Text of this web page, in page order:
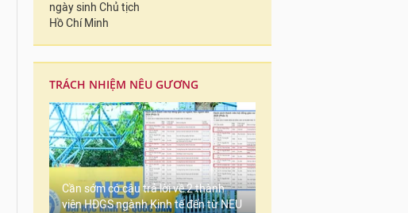
ngày sinh Chủ tịch
Hồ Chí Minh
TRÁCH NHIỆM NÊU GƯƠNG
Cần sớm có câu trả lời về 2 thành
viên HĐGS ngành Kinh tế đến từ NEU